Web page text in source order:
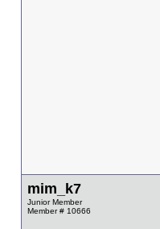
mim_k7
Junior Member
Member # 10666